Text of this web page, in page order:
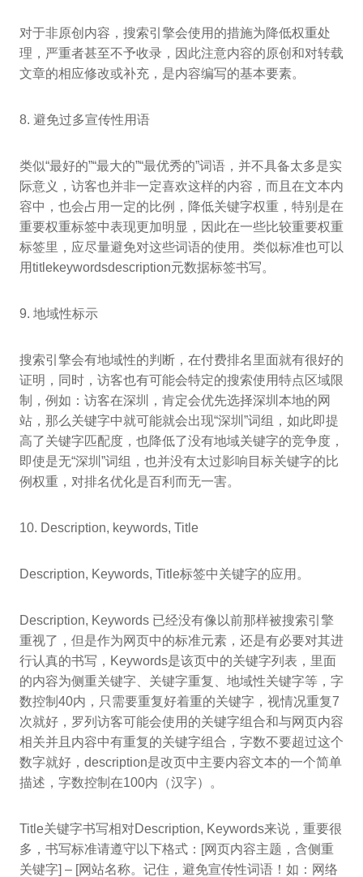
对于非原创内容，搜索引擎会使用的措施为降低权重处
理，严重者甚至不予收录，因此注意内容的原创和对转载
文章的相应修改或补充，是内容编写的基本要素。
8. 避免过多宣传性用语
类似“最好的”“最大的”“最优秀的”词语，并不具备太多是实
际意义，访客也并非一定喜欢这样的内容，而且在文本内
容中，也会占用一定的比例，降低关键字权重，特别是在
重要权重标签中表现更加明显，因此在一些比较重要权重
标签里，应尽量避免对这些词语的使用。类似标准也可以
用titlekeywordsdescription元数据标签书写。
9. 地域性标示
搜索引擎会有地域性的判断，在付费排名里面就有很好的
证明，同时，访客也有可能会特定的搜索使用特点区域限
制，例如：访客在深圳，肯定会优先选择深圳本地的网
站，那么关键字中就可能就会出现“深圳”词组，如此即提
高了关键字匹配度，也降低了没有地域关键字的竞争度，
即使是无“深圳”词组，也并没有太过影响目标关键字的比
例权重，对排名优化是百利而无一害。
10. Description, keywords, Title
Description, Keywords, Title标签中关键字的应用。
Description, Keywords 已经没有像以前那样被搜索引擎
重视了，但是作为网页中的标准元素，还是有必要对其进
行认真的书写，Keywords是该页中的关键字列表，里面
的内容为侧重关键字、关键字重复、地域性关键字等，字
数控制40内，只需要重复好着重的关键字，视情况重复7
次就好，罗列访客可能会使用的关键字组合和与网页内容
相关并且内容中有重复的关键字组合，字数不要超过这个
数字就好，description是改页中主要内容文本的一个简单
描述，字数控制在100内（汉字）。
Title关键字书写相对Description, Keywords来说，重要很
多，书写标准请遵守以下格式：[网页内容主题，含侧重
关键字] – [网站名称。记住，避免宣传性词语！如：网络